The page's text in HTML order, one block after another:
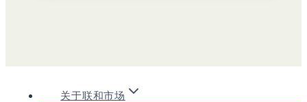
关于联和市场